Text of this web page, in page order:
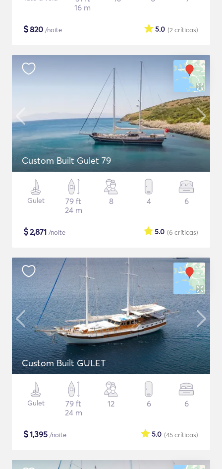
16 m
$820 /noite (2 críticas)
5.0
Custom Built Gulet 79
Gulet
79 ft
24 m
8 4 6
$2,871 /noite (6 críticas)
5.0
Custom Built GULET
Gulet
79 ft
24 m
12 6 6
$1,395 /noite (45críticas)
5.0